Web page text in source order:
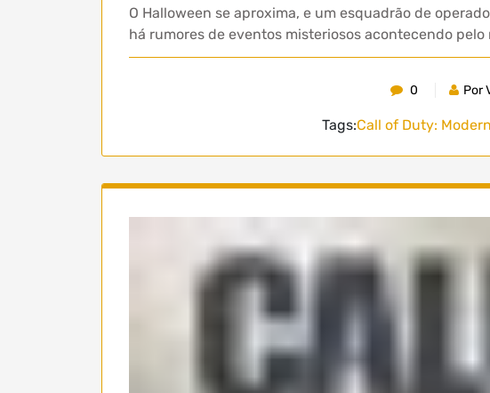
O Halloween se aproxima, e um esquadrão de
há rumores de eventos misteriosos acontecendo pelo
0 Por
Tags:Call of Duty: